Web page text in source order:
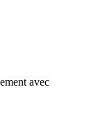
avec